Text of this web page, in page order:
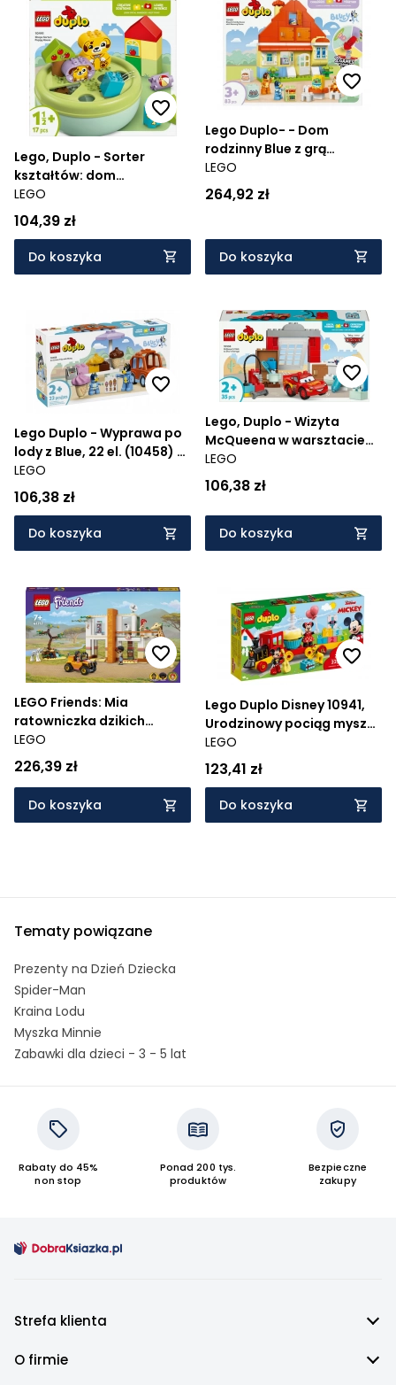
Lego, Duplo - Sorter
kształtów: dom
szczeniaczków, 17 el.
(10441) - Wiek: 1+
LEGO
104,39 zł
Do koszyka
Lego Duplo- - Dom
rodzinny Blue z grą
pamięciową, 83 el. (10459)
- Wiek: 3+
LEGO
264,92 zł
Do koszyka
Lego Duplo - Wyprawa po
lody z Blue, 22 el. (10458) -
Wiek: 2+
LEGO
106,38 zł
Do koszyka
Lego, Duplo - Wizyta
McQueena w warsztacie
Wójta, 35 el. (10456) -
Wiek: 2+
LEGO
106,38 zł
Do koszyka
LEGO Friends: Mia
ratowniczka dzikich
zwierząt (41717)
LEGO
226,39 zł
Do koszyka
Lego Duplo Disney 10941,
Urodzinowy pociąg myszek
LEGO
123,41 zł
Do koszyka
Tematy powiązane
Prezenty na Dzień Dziecka
Spider-Man
Kraina Lodu
Myszka Minnie
Zabawki dla dzieci - 3 - 5 lat
Rabaty do 45%
non stop
Ponad 200 tys.
produktów
Bezpieczne
zakupy
Strefa klienta
O firmie